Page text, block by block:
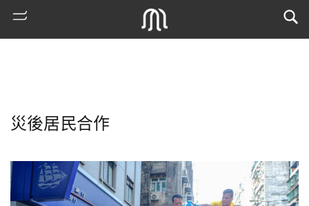
災後居民合作